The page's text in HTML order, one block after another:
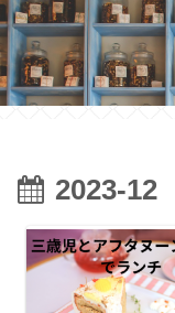
2023-12